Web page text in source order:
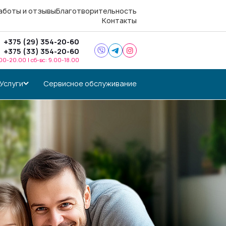
и отзывыБлаготворительность
Контакты
+375 (29) 354-20-60
+375 (33) 354-20-60
20.00 | сб-вс: 9.00-18.00
Услуги Сервисное обслуживание